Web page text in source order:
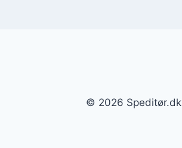
© 2026 Speditør.dk